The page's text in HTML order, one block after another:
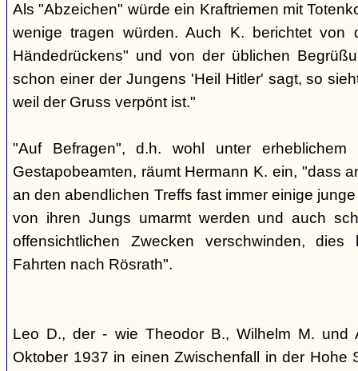
Als "Abzeichen" würde ein Kraftriemen mit
wenige tragen würden. Auch K. berichtet von
Händedrückens" und von der üblichen
schon einer der Jungens 'Heil Hitler' sagt, so
weil der Gruss verpönt ist."
"Auf Befragen", d.h. wohl unter erheblichem
Gestapobeamten, räumt Hermann K. ein, "dass
an den abendlichen Treffs fast immer einige
von ihren Jungs umarmt werden und auch
offensichtlichen Zwecken verschwinden,
Fahrten nach Rösrath".
Leo D., der - wie Theodor B., Wilhelm M. und
Oktober 1937 in einen Zwischenfall in der Hohe